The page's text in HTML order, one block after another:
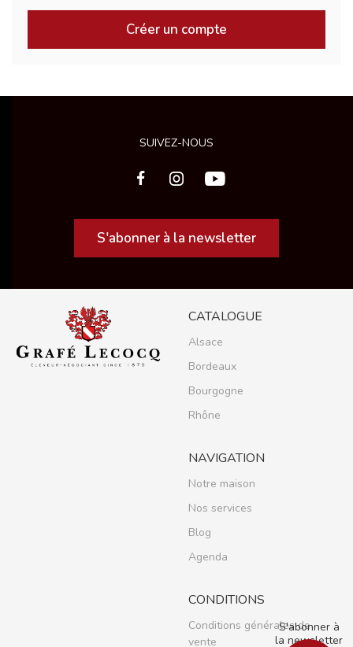
Créer un compte
SUIVEZ-NOUS
S'abonner à la newsletter
CATALOGUE
Alsace
Bordeaux
Bourgogne
Rhône
NAVIGATION
Notre maison
Nos services
Blog
Agenda
CONDITIONS
Conditions générales de
vente
S'abonner à
la newsletter